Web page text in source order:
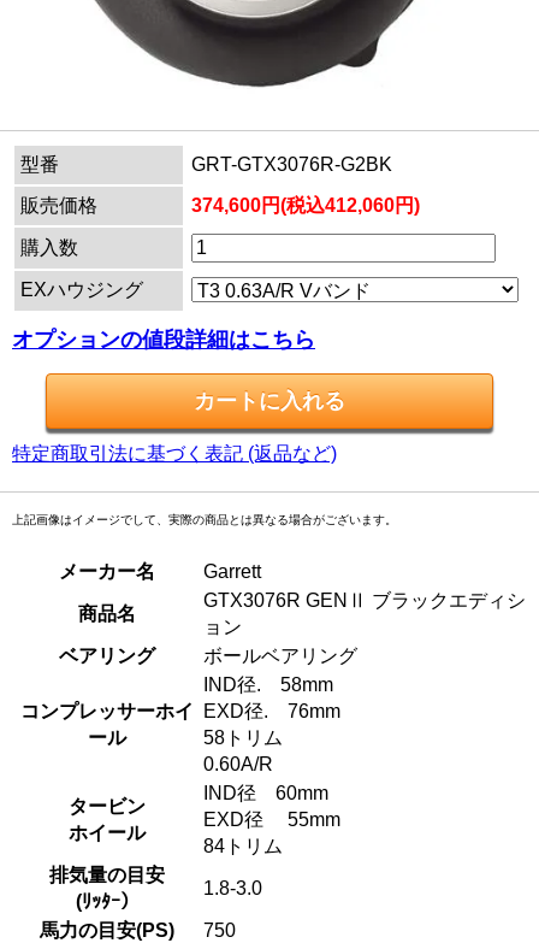
型番
GRT-GTX3076R-G2BK
販売価格
374,600円(税込412,060円)
購入数
EXハウジング
オプションの値段詳細はこちら
特定商取引法に基づく表記 (返品など)
上記画像はイメージでして、実際の商品とは異なる場合がございます。
メーカー名 Garrett
商品名
GTX3076R GENⅡ ブラックエディシ
ョン
ベアリング
ボールベアリング
コンプレッサーホイ
ール
IND径. 58mm
EXD径. 76mm
58トリム
0.60A/R
タービン
ホイール
IND径 60mm
EXD径 55mm
84トリム
排気量の目安
(ﾘｯﾀｰ）
1.8-3.0
馬力の目安(PS)
750